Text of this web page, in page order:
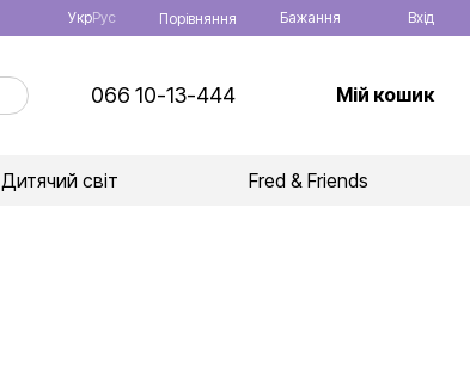
УкрРус Порівняння Бажання Вхід
066 10-13-444 Мій кошик
Дитячий світ Fred & Friends